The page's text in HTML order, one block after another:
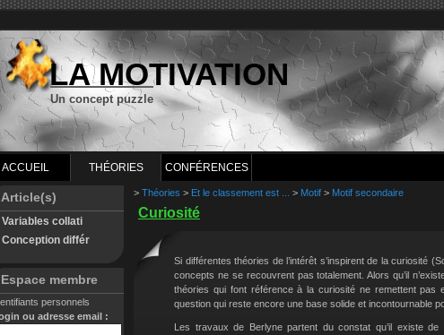
LA MOTIVATION
Un concept puzzle
ACCUEIL THÉORIES CONFÉRENCES
Article(s)
Variables collati
Conception différ
Espace membre
personnels
ou adresse email :
> Théories > Et le classement est ... > Motif > Motif secondaire
Curiosité
Si différentes théories de l’intérêt s’inspirent de la curiosité
concepts ne se recouvrent pas totalement. Alors qu’il
théories qui font référence à la curiosité ne remettent
question qui reste encore une base solide et incontournable
Les travaux de Berlyne partent du constat qu’il existe